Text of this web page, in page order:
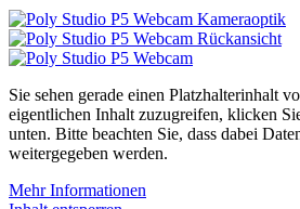
Sie sehen gerade einen Platzhalterinhalt
eigentlichen Inhalt zuzugreifen, klicken
unten. Bitte beachten Sie, dass dabei
weitergegeben werden.
Mehr Informationen